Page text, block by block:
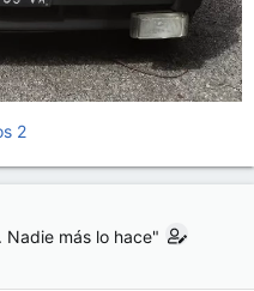
2
Nadie más lo hace"